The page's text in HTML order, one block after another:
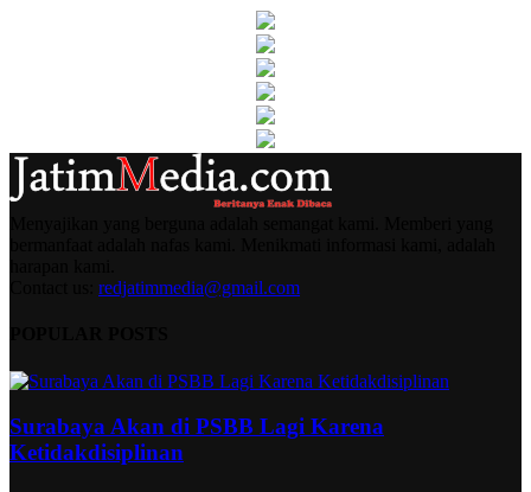
redjatimmedia@gmail.com
Surabaya Akan di PSBB Lagi Karena
Ketidakdisiplinan